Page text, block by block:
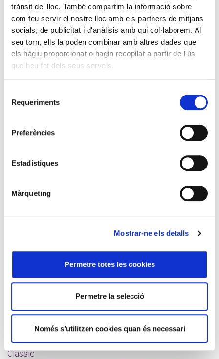
trànsit del lloc. També compartim la informació sobre
com feu servir el nostre lloc amb els partners de mitjans
socials, de publicitat i d'anàlisis amb qui col·laborem. Al
seu torn, ells la poden combinar amb altres dades que
els hàgiu proporcionat o hagin recopilat a partir de l'ús
que heu fet dels seus serveis.
Requeriments
Preferències
Estadístiques
Màrqueting
Mostrar-ne els detalls
Permetre totes les cookies
Permetre la selecció
Només s’utilitzen cookies quan és necessari
Connexions – Navegador
TIC, votacions per Internet i altres serveis electrònics a
Estònia
Ülle Madise, Priit Vinkel
Fòrum
Eva Calvet
Activistes per la independència. Què pensen i per què es
Economies emergents: com ser decisius i no caure en
l’intent
Països Catalans, una nació sense història?
Còrsega, un enigma ple d’esperança
Finestra
Discurs del president electe José Mujica a l’Assemblea
General d’Uruguai
Clàssic